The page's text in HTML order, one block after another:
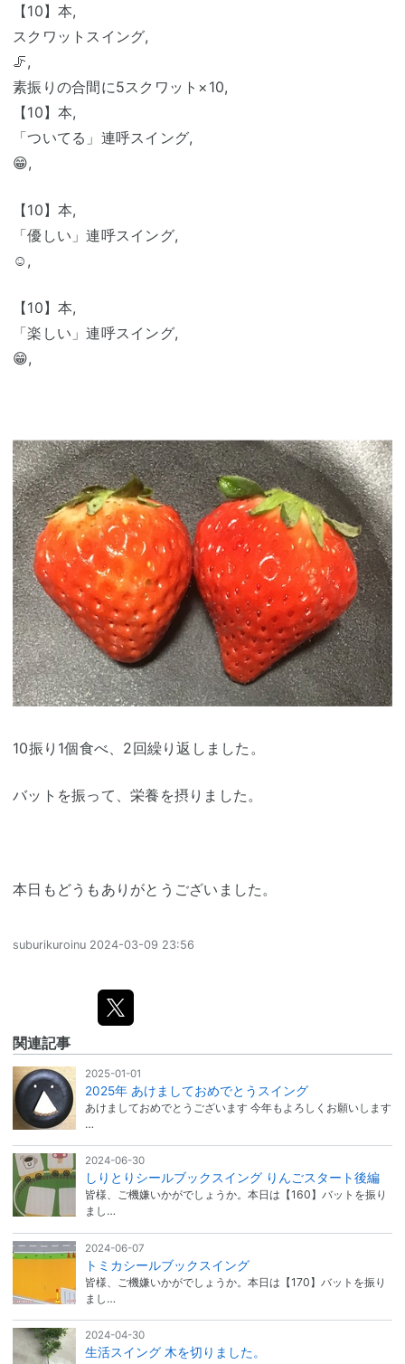
【10】本,
スクワットスイング,
🦵,
素振りの合間に5スクワット×10,
【10】本,
「ついてる」連呼スイング,
😁,
【10】本,
「優しい」連呼スイング,
☺️,
【10】本,
「楽しい」連呼スイング,
😁,
10振り1個食べ、2回繰り返しました。
バットを振って、栄養を摂りました。
本日もどうもありがとうございました。
suburikuroinu 2024-03-09 23:56
関連記事
2025-01-01
2025年 あけましておめでとうスイング
あけましておめでとうございます 今年もよろしくお願いします
…
2024-06-30
しりとりシールブックスイング りんごスタート後編
皆様、ご機嫌いかがでしょうか。本日は【160】バットを振り
まし…
2024-06-07
トミカシールブックスイング
皆様、ご機嫌いかがでしょうか。本日は【170】バットを振り
まし…
2024-04-30
生活スイング 木を切りました。